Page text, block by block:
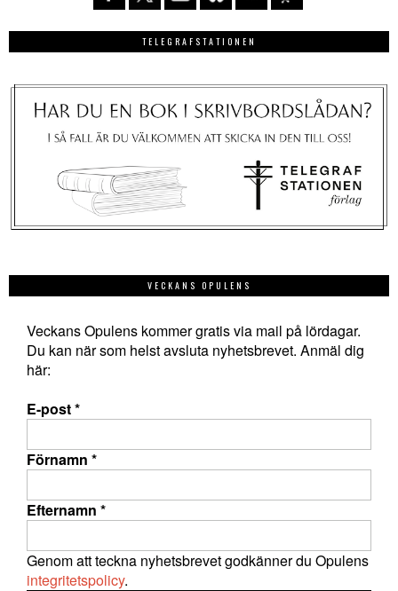
TELEGRAFSTATIONEN
VECKANS OPULENS
Veckans Opulens kommer gratis via mail på lördagar.
Du kan när som helst avsluta nyhetsbrevet. Anmäl dig
här:
E-post*
Förnamn *
Efternamn *
Genom att teckna nyhetsbrevet godkänner du Opulens
integritetspolicy.